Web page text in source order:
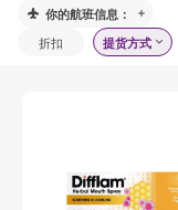
你的航班信息：
折扣 提货方式